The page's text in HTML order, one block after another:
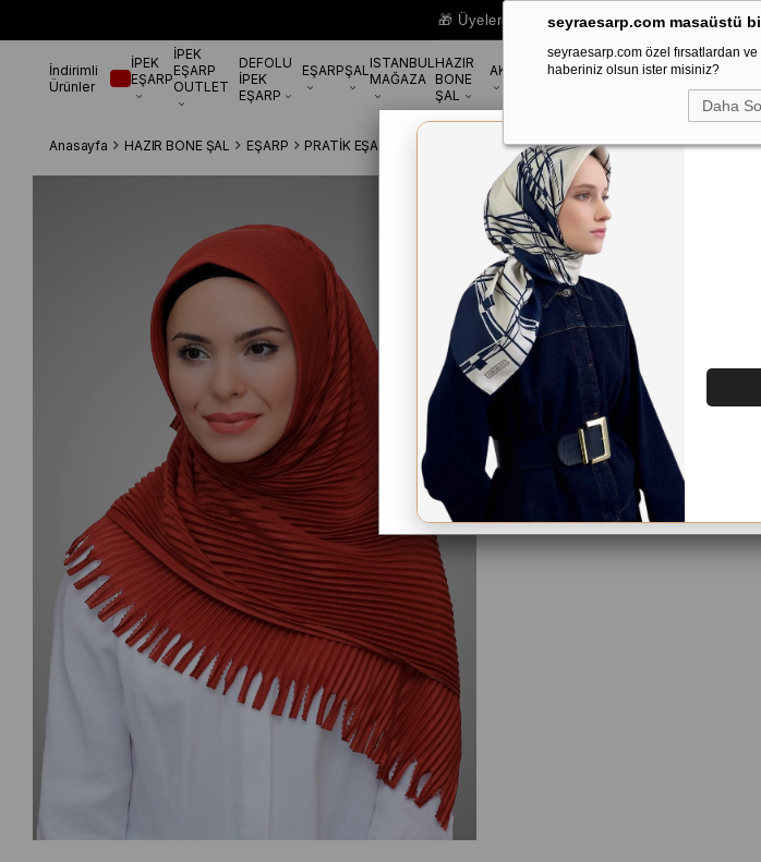
seyraesarp.com masaüstü
seyraesarp.com özel fırsatlardan
haberiniz olsun ister misiniz?
Daha
🎁 Üyelere Özel Sepette%10 EKSTRA
İndirimli
Ürünler
İPEK
EŞARP
İPEK
EŞARP
OUTLET
DEFOLU
İPEK
EŞARP
EŞARPŞALISTANBUL
MAĞAZA
HAZIR
BONE
ŞAL
AKSESUARMARKALAR
Anasayfa HAZIR BONE ŞAL EŞARP PRATİK EŞARP Kiremit Pratik Hazır Geçmeli Tesettür Eşarp Kesik Elyaf